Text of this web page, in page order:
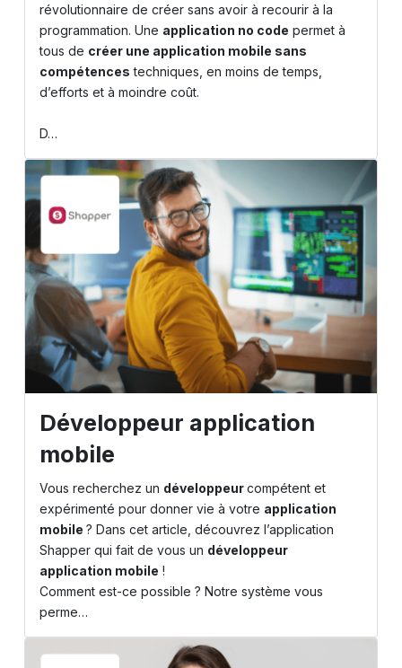
révolutionnaire de créer sans avoir à recourir à la
programmation. Une application no code permet à
tous de créer une application mobile sans
compétences techniques, en moins de temps,
d’efforts et à moindre coût.
D…
Développeur application
mobile
Vous recherchez un développeurcompétent et
expérimenté pour donner vie à votre application
mobile ? Dans cet article, découvrez l’application
Shapper qui fait de vous un développeur
application mobile !
Comment est-ce possible ? Notre système vous
perme…